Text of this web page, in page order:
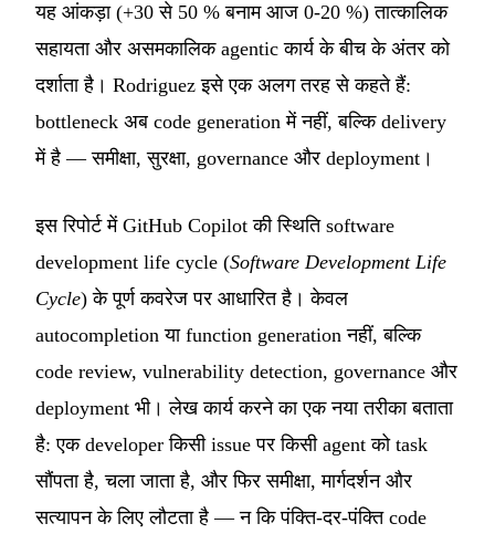
यह आंकड़ा (+30 से 50 % बनाम आज 0-20 %) तात्कालिक
सहायता और असमकालिक agentic कार्य के बीच के अंतर को
दर्शाता है। Rodriguez इसे एक अलग तरह से कहते हैं:
bottleneck अब code generation में नहीं, बल्कि delivery
में है — समीक्षा, सुरक्षा, governance और deployment।
इस रिपोर्ट में GitHub Copilot की स्थिति software
development life cycle (Software Development Life
Cycle) के पूर्ण कवरेज पर आधारित है। केवल
autocompletion या function generation नहीं, बल्कि
code review, vulnerability detection, governance और
deployment भी। लेख कार्य करने का एक नया तरीका बताता
है: एक developer किसी issue पर किसी agent को task
सौंपता है, चला जाता है, और फिर समीक्षा, मार्गदर्शन और
सत्यापन के लिए लौटता है — न कि पंक्ति-दर-पंक्ति code